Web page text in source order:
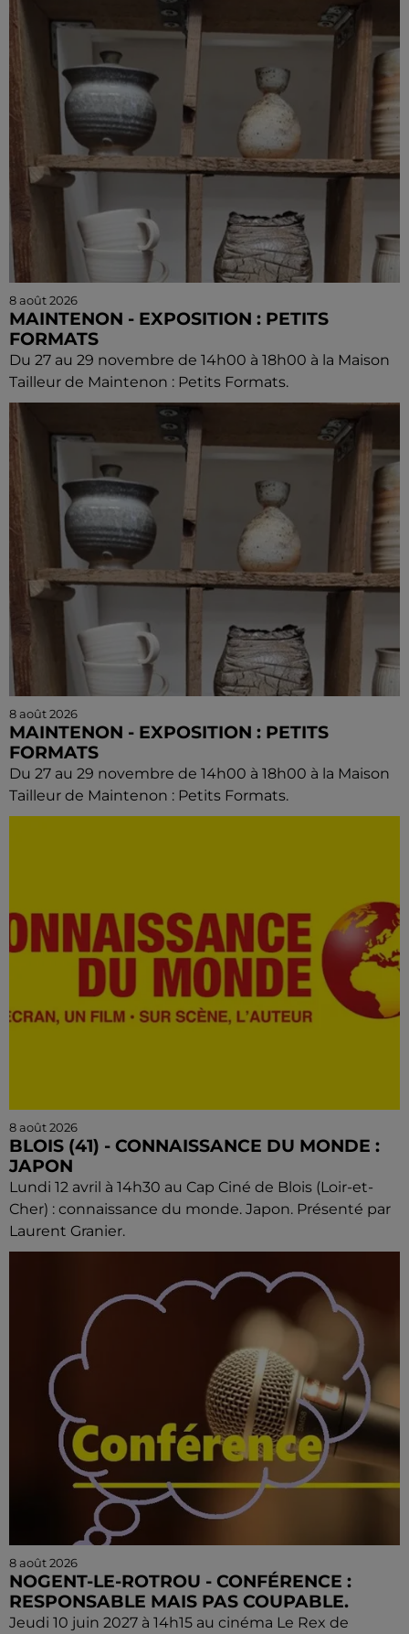
8 août 2026
MAINTENON - EXPOSITION : PETITS
FORMATS
Du 27 au 29 novembre de 14h00 à 18h00 à la Maison
Tailleur de Maintenon : Petits Formats.
8 août 2026
MAINTENON - EXPOSITION : PETITS
FORMATS
Du 27 au 29 novembre de 14h00 à 18h00 à la Maison
Tailleur de Maintenon : Petits Formats.
8 août 2026
BLOIS (41) - CONNAISSANCE DU MONDE :
JAPON
Lundi 12 avril à 14h30 au Cap Ciné de Blois (Loir-et-
Cher) : connaissance du monde. Japon. Présenté par
Laurent Granier.
8 août 2026
NOGENT-LE-ROTROU - CONFÉRENCE :
RESPONSABLE MAIS PAS COUPABLE.
Jeudi 10 juin 2027 à 14h15 au cinéma Le Rex de